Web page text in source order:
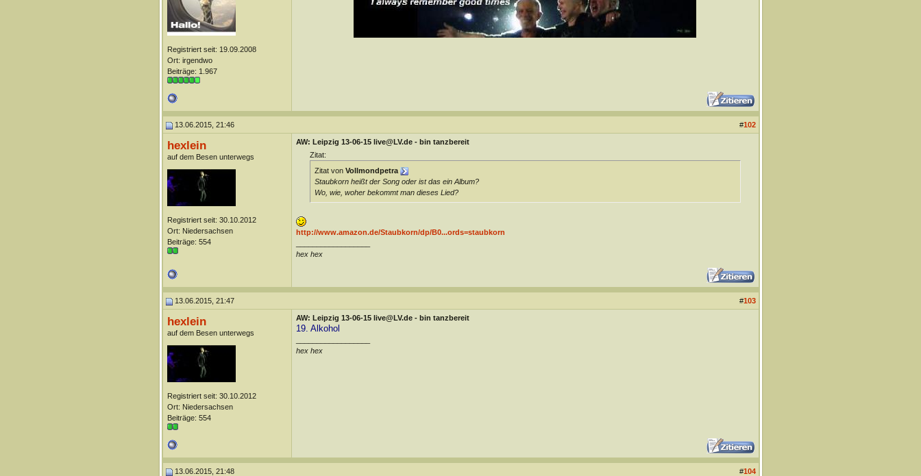
Registriert seit: 19.09.2008
Ort: irgendwo
Beiträge: 1.967
13.06.2015, 21:46 #102
hexlein
auf dem Besen unterwegs
Registriert seit: 30.10.2012
Ort: Niedersachsen
Beiträge: 554
AW: Leipzig 13-06-15 live@LV.de - bin tanzbereit
Zitat:
Zitat von Vollmondpetra
Staubkorn heißt der Song oder ist das ein Album?
Wo, wie, woher bekommt man dieses Lied?
http://www.amazon.de/Staubkorn/dp/B0...ords=staubkorn
hex hex
13.06.2015, 21:47 #103
hexlein
auf dem Besen unterwegs
Registriert seit: 30.10.2012
Ort: Niedersachsen
Beiträge: 554
AW: Leipzig 13-06-15 live@LV.de - bin tanzbereit
19. Alkohol
hex hex
13.06.2015, 21:48 #104